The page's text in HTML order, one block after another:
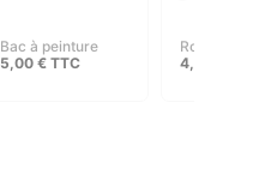
bac à peinture
5,00 €TTC
rouleau 110
4,00